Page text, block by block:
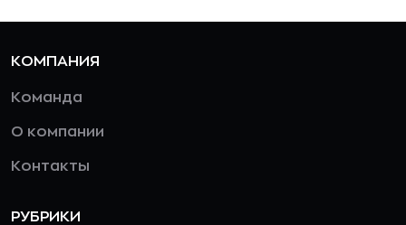
КОМПАНИЯ
Команда
О компании
Контакты
РУБРИКИ